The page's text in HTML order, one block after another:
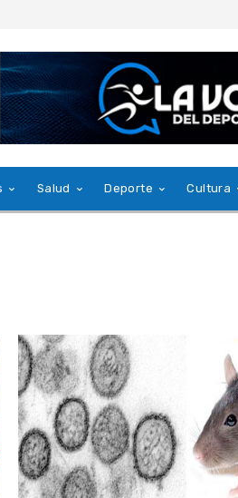
Salud Deporte Cultura